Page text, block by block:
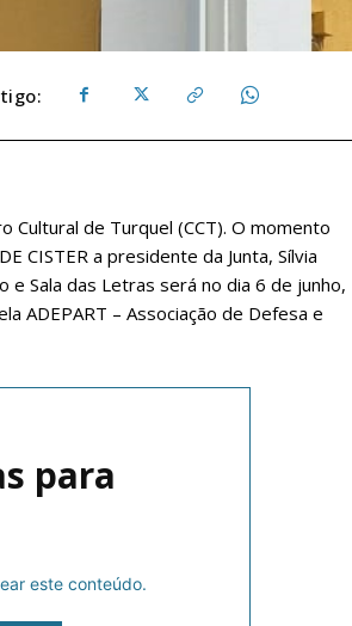
Assinatura
Cultural de Turquel (CCT). O momento
CISTER a presidente da Junta, Sílvia
e Sala das Letras será no dia 6 de junho,
ADEPART – Associação de Defesa e
para
este conteúdo.